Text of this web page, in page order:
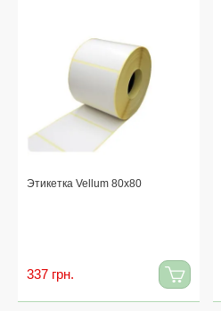
Этикетка Vellum 80x80
337 грн.